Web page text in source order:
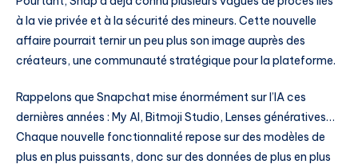
à la vie privée et à la sécurité des mineurs. Cette nouvelle
affaire pourrait ternir un peu plus son image auprès des
créateurs, une communauté stratégique pour la plateforme.
Rappelons que Snapchat mise énormément sur l’IA ces
dernières années : My AI, Bitmoji Studio, Lenses génératives…
Chaque nouvelle fonctionnalité repose sur des modèles de
plus en plus puissants, donc sur des données de plus en plus